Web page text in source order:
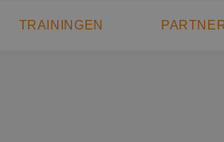
TRAININGEN